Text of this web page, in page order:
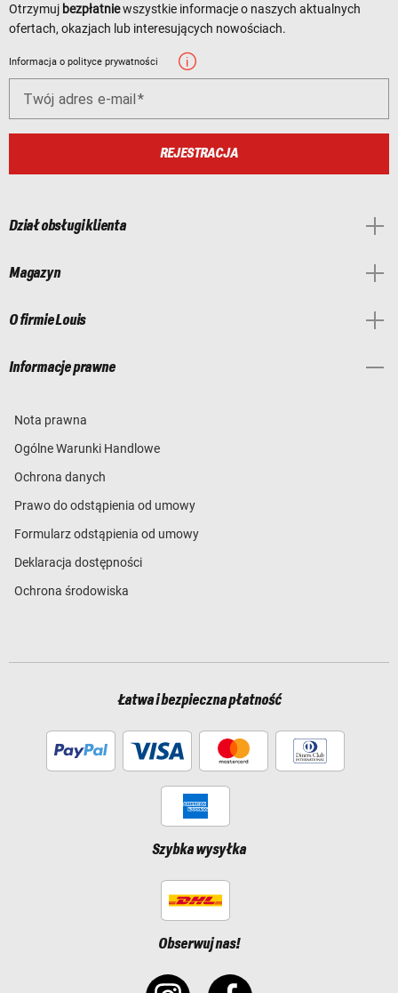
Otrzymuj bezpłatniewszystkie informacje o naszych aktualnych
ofertach, okazjach lub interesujących nowościach.
Informacja o polityce prywatności
Twój adres e-mail
REJESTRACJA
Dział obsługi klienta
Magazyn
O firmie Louis
Informacje prawne
Nota prawna
Ogólne Warunki Handlowe
Ochrona danych
Prawo do odstąpienia od umowy
Formularz odstąpienia od umowy
Deklaracja dostępności
Ochrona środowiska
Łatwa i bezpieczna płatność
Szybka wysyłka
Obserwuj nas!